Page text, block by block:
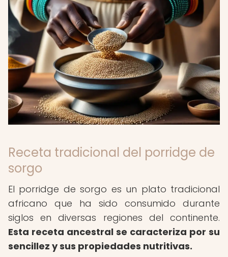
Receta tradicional del porridge de
sorgo
El porridge de sorgo es un plato tradicional
africano que ha sido consumido durante
siglos en diversas regiones del continente.
Esta receta ancestral se caracteriza por su
sencillez y sus propiedades nutritivas.